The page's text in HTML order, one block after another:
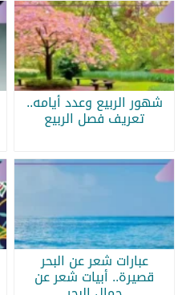
شهور الربيع وعدد أيامه..
تعريف فصل الربيع
عبارات شعر عن البحر
قصيرة.. أبيات شعر عن